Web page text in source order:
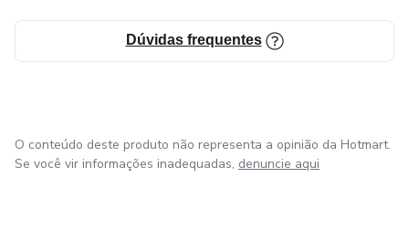
Dúvidas frequentes
O conteúdo deste produto não representa a opinião da Hotmart.
Se você vir informações inadequadas, denuncie aqui